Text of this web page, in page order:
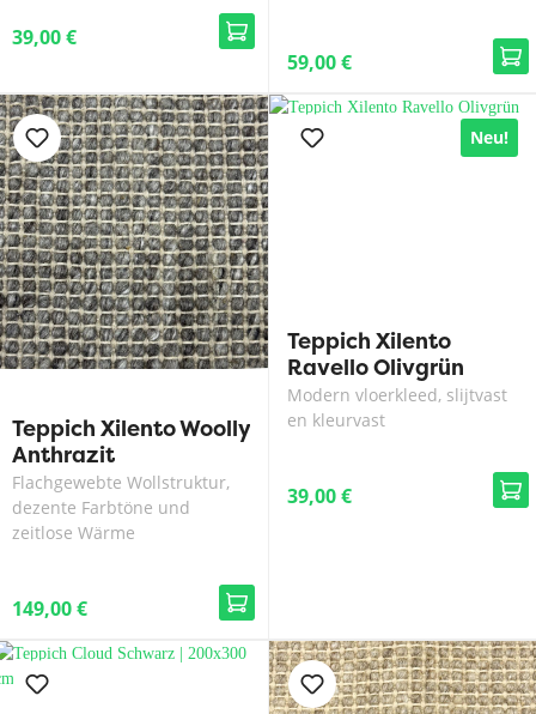
39,00 €
59,00 €
Teppich Xilento Woolly
Anthrazit
Flachgewebte Wollstruktur,
dezente Farbtöne und
zeitlose Wärme
149,00 €
Neu!
Teppich Xilento
Ravello Olivgrün
Modern vloerkleed, slijtvast
en kleurvast
39,00 €